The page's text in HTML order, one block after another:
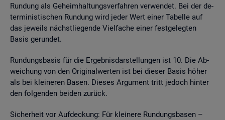
Run­dung als Ge­heim­hal­tungs­ver­fah­ren ver­wen­det. Bei der de­
ter­mi­nis­ti­schen Run­dung wird jeder Wert einer Ta­bel­le auf
das je­weils nächst­lie­gen­de Viel­fa­che einer fest­ge­leg­ten
Basis ge­run­det.
Run­dungs­ba­sis für die Er­geb­nis­dar­stel­lun­gen ist 10. Die Ab­
wei­chung von den Ori­gi­nal­wer­ten ist bei die­ser Basis höher
als bei klei­ne­ren Basen. Die­ses Ar­gu­ment tritt je­doch hin­ter
den fol­gen­den bei­den zu­rück.
Si­cher­heit vor Auf­de­ckung: Für klei­ne­re Run­dungs­ba­sen –